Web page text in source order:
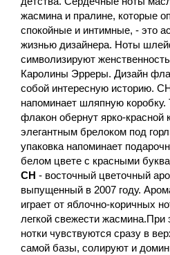
жасмина и пралине, которые
спокойные и интимные, - это
жизнью дизайнера. Ноты
символизируют
Каролины Эрреры. Дизайн
собой интересную историю.
напоминает шляпную
флакон обернут ярко-красной
элегантным брелоком под
упаковка напоминает
белом цвете с красными
CH - восточный цветочный
выпущенный в 2007 году.
играет от яблочно-коричных
легкой свежести
нотки чувствуются сразу в
самой базы, солируют и